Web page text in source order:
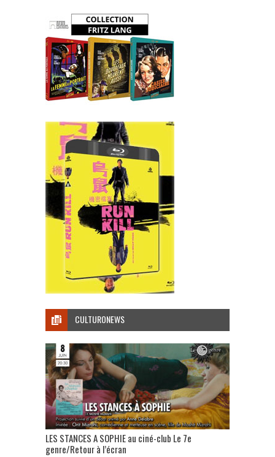
CULTURONEWS
LES STANCES A SOPHIE au ciné-club Le 7e
genre/Retour à l’écran